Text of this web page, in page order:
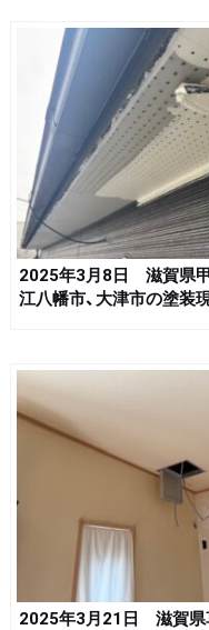
2025年3月8日 滋賀県甲
江八幡市、大津市の塗装
2025年3月21日 滋賀県